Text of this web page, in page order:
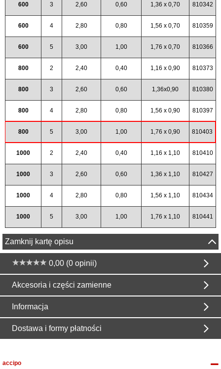
600 3 2,60 0,60 1,36 x 0,70 810342
600 4 2,80 0,80 1,56 x 0,70 810359
600 5 3,00 1,00 1,76 x 0,70 810366
800 2 2,40 0,40 1,16 x 0,90 810373
800 3 2,60 0,60 1,36x0,90 810380
800 4 2,80 0,80 1,56 x 0,90 810397
800 5 3,00 1,00 1,76 x 0,90 810403
1000 2 2,40 0,40 1,16 x 1,10 810410
1000 3 2,60 0,60 1,36 x 1,10 810427
1000 4 2,80 0,80 1,56 x 1,10 810434
1000 5 3,00 1,00 1,76 x 1,10 810441
Zamknij kartę opisu
0,00 (0 opinii)
Akcesoria i części zamienne
Informacja
Dostawa i formy płatności
accipo